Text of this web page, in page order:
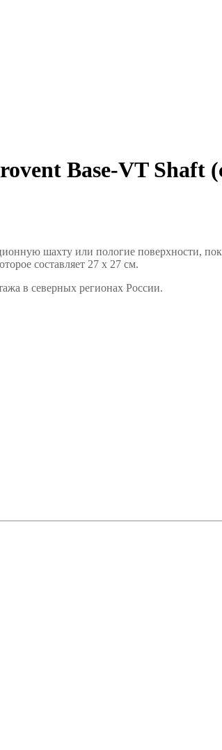
Base‐VT Shaft
шахту или пологие поверхности,
составляет 27 х 27 см.
в северных регионах России.